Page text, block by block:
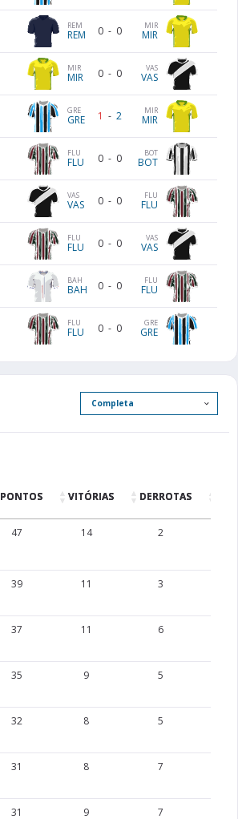
REM
REM 0 - 0 MIR
MIR
MIR
MIR 0 - 0 VAS
VAS
GRE
GRE 1 - 2 MIR
MIR
FLU
FLU 0 - 0 BOT
BOT
VAS
VAS 0 - 0 FLU
FLU
FLU
FLU 0 - 0 VAS
VAS
BAH
BAH 0 - 0 FLU
FLU
FLU
FLU 0 - 0 GRE
GRE
PONTOS VITÓRIAS DERROTAS
47 14 2
39 11 3
37 11 6
35 9 5
32 8 5
31 8 7
31 9 7